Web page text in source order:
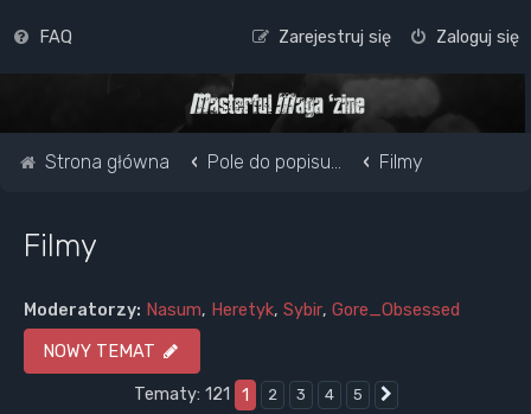
FAQ Zaloguj się
Zarejestruj się
Strona główna Pole do popisu... Filmy
Filmy
Moderatorzy: Nasum, Heretyk, Sybir, Gore_Obsessed
NOWY TEMAT
Tematy: 121
1 2 3 4 5